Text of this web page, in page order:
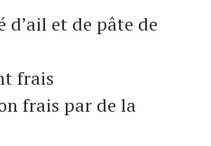
et de pâte de
frais
frais par de la